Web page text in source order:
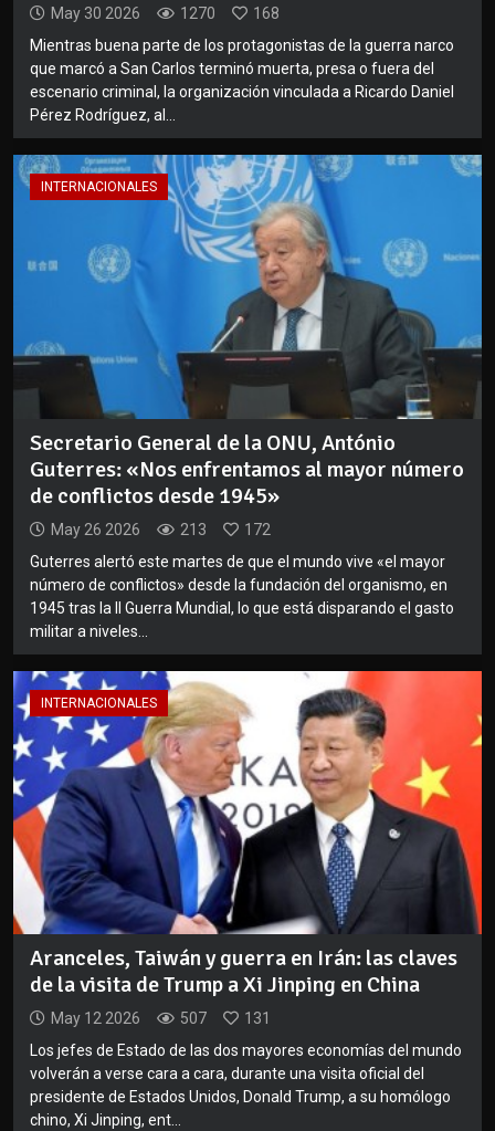
May 30 2026 1270
168
Mientras buena parte de los protagonistas de la guerra narco
que marcó a San Carlos terminó muerta, presa o fuera del
escenario criminal, la organización vinculada a Ricardo Daniel
Pérez Rodríguez, al...
INTERNACIONALES
Secretario General de la ONU, António
Guterres: «Nos enfrentamos al mayor número
de conflictos desde 1945»
May 26 2026 213
172
Guterres alertó este martes de que el mundo vive «el mayor
número de conflictos» desde la fundación del organismo, en
1945 tras la II Guerra Mundial, lo que está disparando el gasto
militar a niveles...
INTERNACIONALES
Aranceles, Taiwán y guerra en Irán: las claves
de la visita de Trump a Xi Jinping en China
May 12 2026 507
131
Los jefes de Estado de las dos mayores economías del mundo
volverán a verse cara a cara, durante una visita oficial del
presidente de Estados Unidos, Donald Trump, a su homólogo
chino, Xi Jinping, ent...